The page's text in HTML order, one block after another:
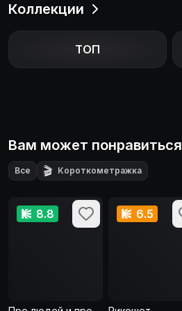
Коллекции
ТОП
Вам может понравиться
Все 🎬 Короткометражка
8.8 6.5